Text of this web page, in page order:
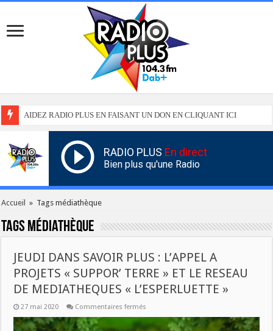
AIDEZ RADIO PLUS EN FAISANT UN DON EN CLIQUANT ICI
RADIO PLUS En direct
Bien plus qu'une Radio
Accueil » Tags médiathèque
Tags médiathèque
JEUDI DANS SAVOIR PLUS : L’APPEL A
PROJETS « SUPPOR’ TERRE » ET LE RESEAU
DE MEDIATHEQUES « L’ESPERLUETTE »
27 mai 2020 Commentaires fermés
DANS